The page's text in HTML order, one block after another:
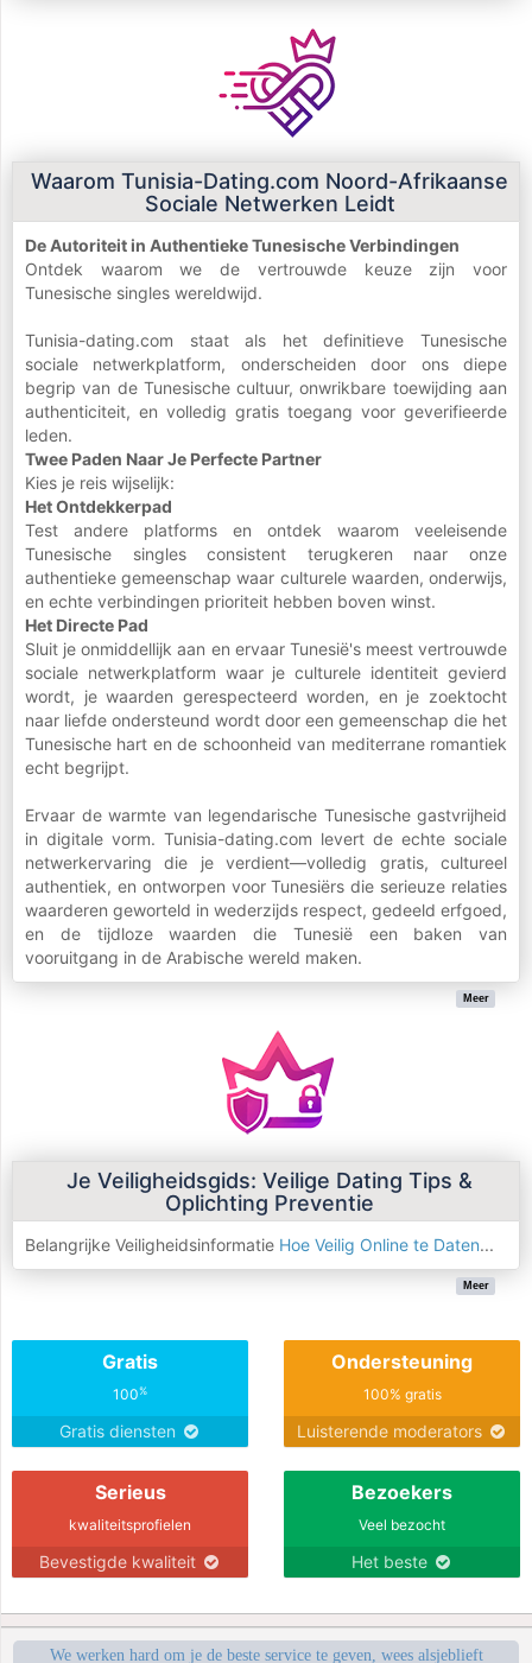
Waarom Tunisia-Dating.com Noord-Afrikaanse
Sociale Netwerken Leidt
De Autoriteit in Authentieke Tunesische Verbindingen
Ontdek waarom we de vertrouwde keuze zijn voor
Tunesische singles wereldwijd.
Tunisia-dating.com staat als het definitieve Tunesische
sociale netwerkplatform, onderscheiden door ons diepe
begrip van de Tunesische cultuur, onwrikbare toewijding aan
authenticiteit, en volledig gratis toegang voor geverifieerde
leden.
Twee Paden Naar Je Perfecte Partner
Kies je reis wijselijk:
Het Ontdekkerpad
Test andere platforms en ontdek waarom veeleisende
Tunesische singles consistent terugkeren naar onze
authentieke gemeenschap waar culturele waarden, onderwijs,
en echte verbindingen prioriteit hebben boven winst.
Het Directe Pad
Sluit je onmiddellijk aan en ervaar Tunesië's meest vertrouwde
sociale netwerkplatform waar je culturele identiteit gevierd
wordt, je waarden gerespecteerd worden, en je zoektocht
naar liefde ondersteund wordt door een gemeenschap die het
Tunesische hart en de schoonheid van mediterrane romantiek
echt begrijpt.
Ervaar de warmte van legendarische Tunesische gastvrijheid
in digitale vorm. Tunisia-dating.com levert de echte sociale
netwerkervaring die je verdient—volledig gratis, cultureel
authentiek, en ontworpen voor Tunesiërs die serieuze relaties
waarderen geworteld in wederzijds respect, gedeeld erfgoed,
en de tijdloze waarden die Tunesië een baken van
vooruitgang in de Arabische wereld maken.
Meer
Je Veiligheidsgids: Veilige Dating Tips &
Oplichting Preventie
Belangrijke Veiligheidsinformatie Hoe Veilig Online te Daten...
Meer
Gratis
100%
Gratis diensten
Ondersteuning
100% gratis
Luisterende moderators
Serieus
kwaliteitsprofielen
Bevestigde kwaliteit
Bezoekers
Veel bezocht
Het beste
We werken hard om je de beste service te geven, wees alsjeblieft